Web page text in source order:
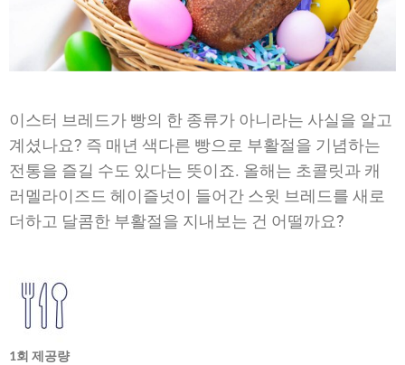
이스터 브레드가 빵의 한 종류가 아니라는 사실을 알고
계셨나요? 즉 매년 색다른 빵으로 부활절을 기념하는
전통을 즐길 수도 있다는 뜻이죠. 올해는 초콜릿과 캐
러멜라이즈드 헤이즐넛이 들어간 스윗 브레드를 새로
더하고 달콤한 부활절을 지내보는 건 어떨까요?
1회 제공량